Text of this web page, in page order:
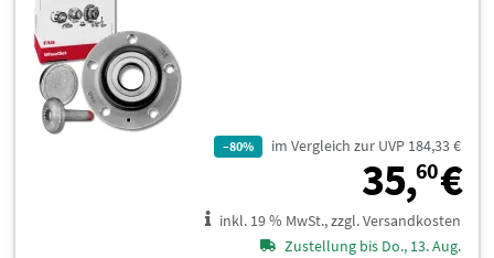
–80% im Vergleich zur UVP 184,33 €
35,60€
inkl. 19 % MwSt., zzgl. Versandkosten
Zustellung bis Do., 13. Aug.